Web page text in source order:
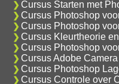
Cursus Starten met
Cursus Photoshop
Cursus Photoshop
Cursus Kleurtheorie
Cursus Photoshop
Cursus Adobe
Cursus Photoshop
Cursus Controle over